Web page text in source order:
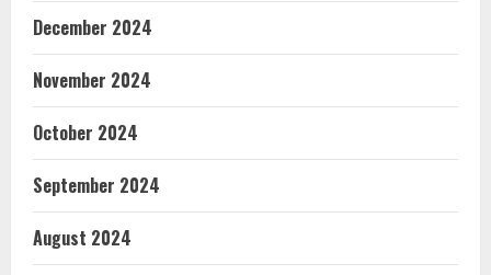
December 2024
November 2024
October 2024
September 2024
August 2024